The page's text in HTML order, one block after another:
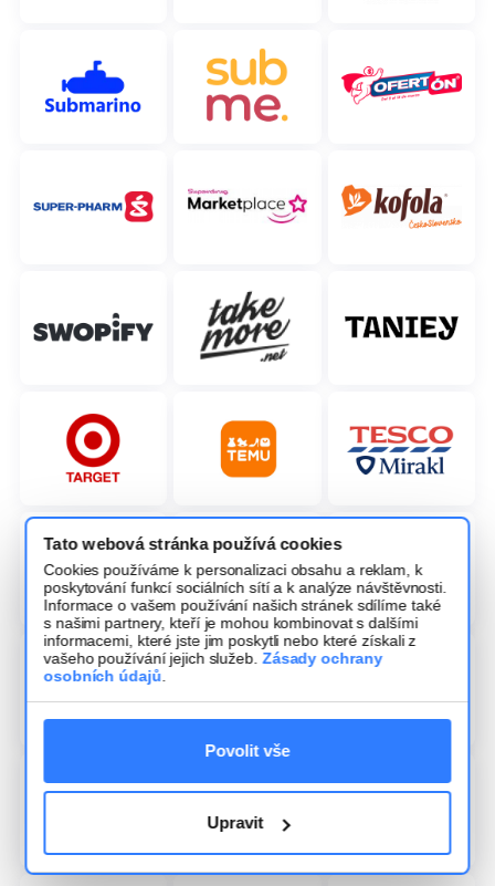
Tato webová stránka používá cookies
Cookies používáme k personalizaci obsahu a reklam, k
poskytování funkcí sociálních sítí a k analýze návštěvnosti.
Informace o vašem používání našich stránek sdílíme také
s našimi partnery, kteří je mohou kombinovat s dalšími
informacemi, které jste jim poskytli nebo které získali z
vašeho používání jejich služeb.Zásady ochrany
osobních údajů
Povolit vše
Upravit